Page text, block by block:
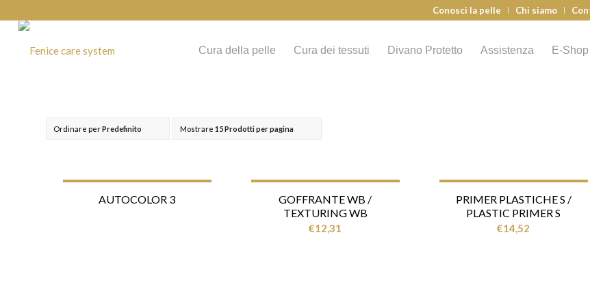
Conosci la pelle Chi siamo
Cura della pelle Cura dei tessuti Divano Protetto Assistenza E-Shop
Ordinare perPredefinito Mostrare 15 Prodotti per pagina
AUTOCOLOR 3
GOFFRANTE WB /
TEXTURING WB
€12,31
PRIMER PLASTICHE S /
PLASTIC PRIMER S
€14,52